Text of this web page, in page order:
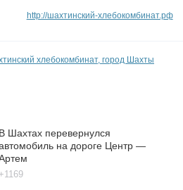
http://шахтинский-хлебокомбинат.рф
хлебокомбинат, город Шахты
В Шахтах перевернулся
на дороге Центр —
+1169